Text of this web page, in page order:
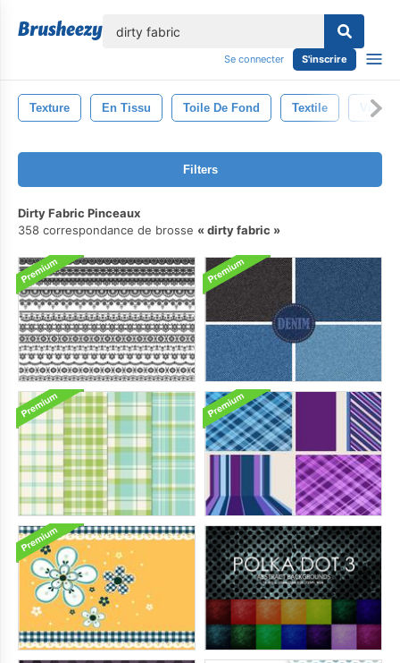
Se connecter S'inscrire
Texture En Tissu Toile De Fond Textile Vieux
Filters
Dirty Fabric Pinceaux
358 correspondance de brosse
dirty fabric